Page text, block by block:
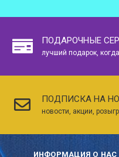
ПОДАРОЧНЫЕ
лучший подарок,
ПОДПИСКА НА
новости, акции,
ИНФОРМАЦИЯ О НАС